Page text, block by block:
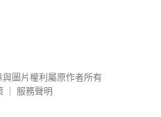
與圖片權利屬原作者所有
服務聲明